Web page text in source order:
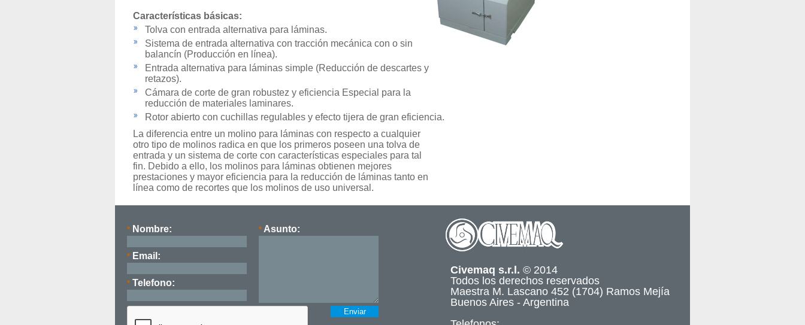
Características básicas:
Tolva con entrada alternativa para láminas.
Sistema de entrada alternativa con tracción mecánica con o sin
balancín (Producción en línea).
Entrada alternativa para láminas simple (Reducción de descartes y
retazos).
Cámara de corte de gran robustez y eficiencia Especial para la
reducción de materiales laminares.
Rotor abierto con cuchillas regulables y efecto tijera de gran eficiencia.
La diferencia entre un molino para láminas con respecto a cualquier
otro tipo de molinos radica en que los primeros poseen una tolva de
entrada y un sistema de corte con características especiales para tal
fin. Debido a ello, los molinos para láminas obtienen mejores
prestaciones y mayor eficiencia para la reducción de láminas tanto en
línea como de recortes que los molinos de uso universal.
Civemaq s.r.l. © 2014
Todos los derechos reservados
Maestra M. Lascano 452 (1704) Ramos Mejía
Buenos Aires - Argentina
* Nombre:
* Email:
* Telefono:
* Asunto: